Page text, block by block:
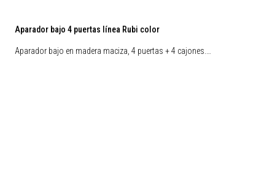
Aparador bajo 4 puertas línea Rubi color
Aparador bajo en madera maciza, 4 puertas + 4 cajones.…